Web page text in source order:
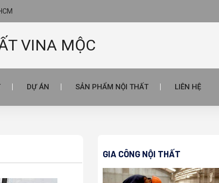
VINA MỘC
DỰ ÁN SẢN PHẨM NỘI THẤT LIÊN HỆ
GIA CÔNG NỘI THẤT